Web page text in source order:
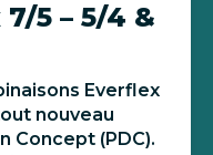
5 – 5/4 &
Everflex
nouveau
Concept (PDC).